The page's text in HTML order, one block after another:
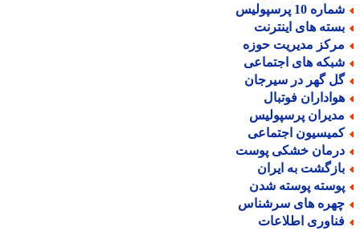
10 پرسپولیس
های اینترنت
مدیریت حوزه
های اجتماعی
گهر در سیرجان
فوتبال
پرسپولیس
اجتماعی
خشکی پوست
به ایران
پوسته شدن
های سرشناس
اطلاعات